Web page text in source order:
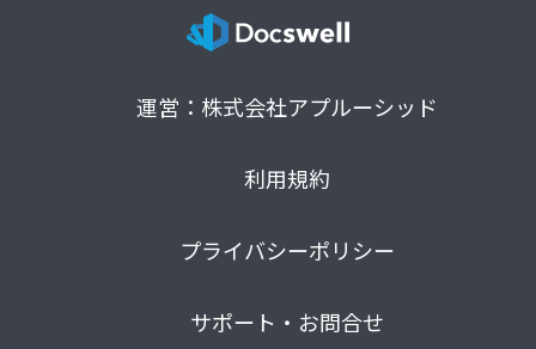
運営：株式会社アプルーシッド
利用規約
プライバシーポリシー
サポート・お問合せ